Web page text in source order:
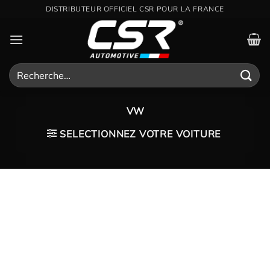
contenu
DISTRIBUTEUR OFFICIEL CSR POUR LA FRANCE
Recherche
pour :
VW
SELECTIONNEZ VOTRE VOITURE